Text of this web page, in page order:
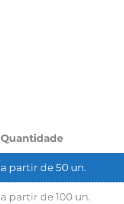
Quantidade
a partir de 50 un.
a partir de 100 un.